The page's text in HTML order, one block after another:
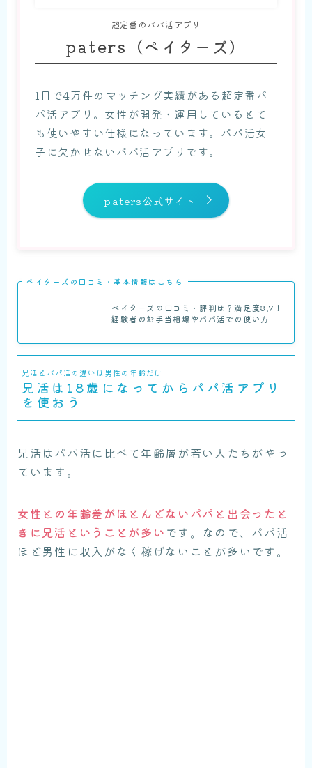
超定番のパパ活アプリ
paters（ペイターズ）
1日で4万件のマッチング実績がある超定番パ
パ活アプリ。女性が開発・運用しているとて
も使いやすい仕様になっています。パパ活女
子に欠かせないパパ活アプリです。
paters公式サイト
ペイターズの口コミ・基本情報はこちら
ペイターズの口コミ・評判は？満足度3.7！
経験者のお手当相場やパパ活での使い方
兄活とパパ活の違いは男性の年齢だけ
兄活は18歳になってからパパ活アプリ
を使おう
兄活はパパ活に比べて年齢層が若い人たちがやっ
ています。
女性との年齢差がほとんどないパパと出会ったと
きに兄活ということが多い です。なので、パパ活
ほど男性に収入がなく稼げないことが多いです。